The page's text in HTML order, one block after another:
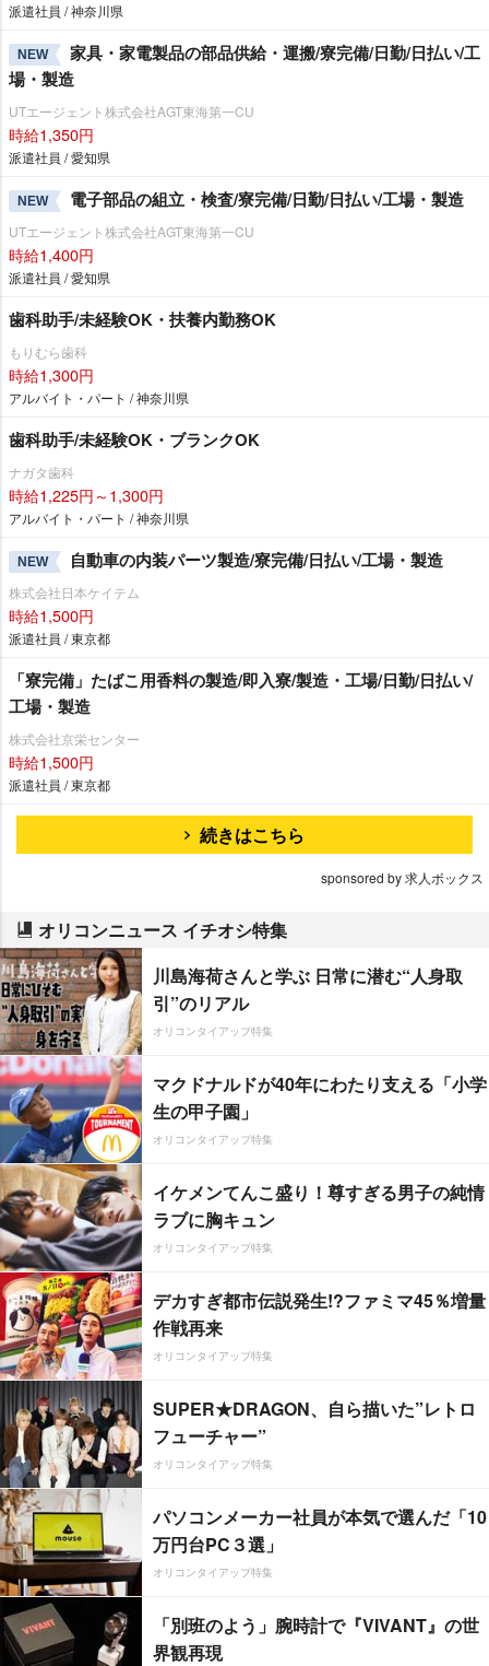
派遣社員 / 神奈川県
NEW
家具・家電製品の部品供給・運搬/寮完備/日勤/日払い/工
場・製造
UTエージェント株式会社AGT東海第一CU
時給1,350円
派遣社員 / 愛知県
NEW 電子部品の組立・検査/寮完備/日勤/日払い/工場・製造
UTエージェント株式会社AGT東海第一CU
時給1,400円
派遣社員 / 愛知県
歯科助手/未経験OK・扶養内勤務OK
もりむら歯科
時給1,300円
アルバイト・パート / 神奈川県
歯科助手/未経験OK・ブランクOK
ナガタ歯科
時給1,225円～1,300円
アルバイト・パート / 神奈川県
NEW 自動車の内装パーツ製造/寮完備/日払い/工場・製造
株式会社日本ケイテム
時給1,500円
派遣社員 / 東京都
「寮完備」たばこ用香料の製造/即入寮/製造・工場/日勤/日払い/
工場・製造
株式会社京栄センター
時給1,500円
派遣社員 / 東京都
続きはこちら
sponsored by 求人ボックス
オリコンニュース イチオシ特集
川島海荷さんと学ぶ 日常に潜む“人身取
引”のリアル
オリコンタイアップ特集
マクドナルドが40年にわたり支える「小学
生の甲子園」
オリコンタイアップ特集
イケメンてんこ盛り！尊すぎる男子の純情
ラブに胸キュン
オリコンタイアップ特集
デカすぎ都市伝説発生!?ファミマ45％増量
作戦再来
オリコンタイアップ特集
SUPER★DRAGON、自ら描いた”レトロ
フューチャー”
オリコンタイアップ特集
パソコンメーカー社員が本気で選んだ「10
万円台PC３選」
オリコンタイアップ特集
「別班のよう」腕時計で『VIVANT』の世
界観再現